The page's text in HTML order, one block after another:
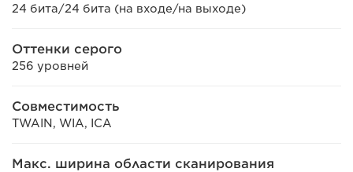
24 бита/24 бита (на входе/на выходе)
Оттенки серого
256 уровней
Совместимость
TWAIN, WIA, ICA
Макс. ширина области сканирования